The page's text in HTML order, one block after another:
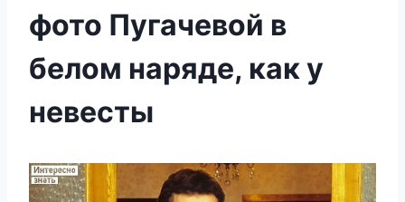
фото Пугачевой в
белом наряде, как у
невесты